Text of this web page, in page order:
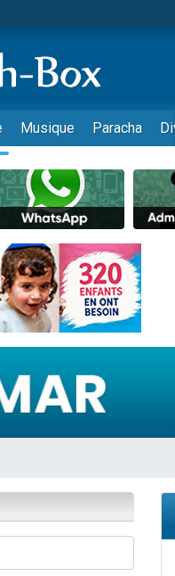
6 enfants, victime de
Vacances Pour les Enfants
jambe de Yohan
Musique Paracha